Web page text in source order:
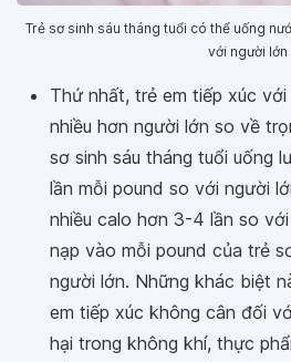
Trẻ sơ sinh sáu tháng tuổi có thể uống
với người lớn
Thứ nhất, trẻ em tiếp xúc
nhiều hơn người lớn so về
sơ sinh sáu tháng tuổi uống
lần mỗi pound so với người
nhiều calo hơn 3-4 lần so
nạp vào mỗi pound của trẻ
người lớn. Những khác biệt
em tiếp xúc không cân đối
hại trong không khí, thực